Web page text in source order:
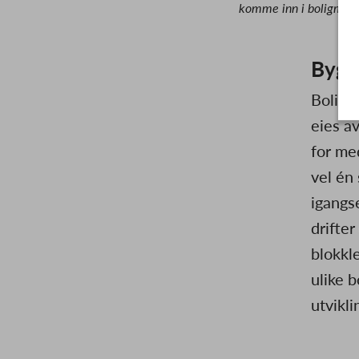
komme inn i
eies
for
vel én
drifter
ulike